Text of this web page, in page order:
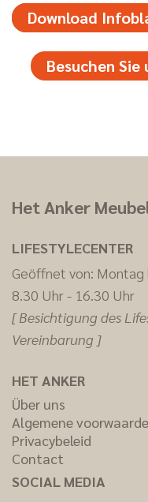
Download
Besuchen
Het Anker
LIFESTYLECENTER
Geöffnet von:
8.30 Uhr - 16.30 Uhr
[ Besichtigung des
Vereinbarung ]
HET ANKER
Über uns
Algemene
Privacybeleid
Contact
SOCIAL MEDIA